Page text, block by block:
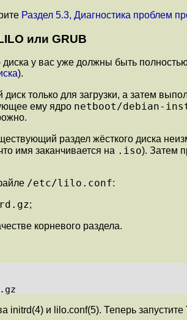
Раздел 5.3, Диагностика проблем
или GRUB
диска у вас уже должны быть
).
только для загрузки, а затем
ему ядро netboot/debian-
раздел жёсткого диска
имя заканчивается на .iso). Затем
/etc/lilo.conf:
;
корневого раздела.
initrd(4) и lilo.conf(5). Теперь запустите